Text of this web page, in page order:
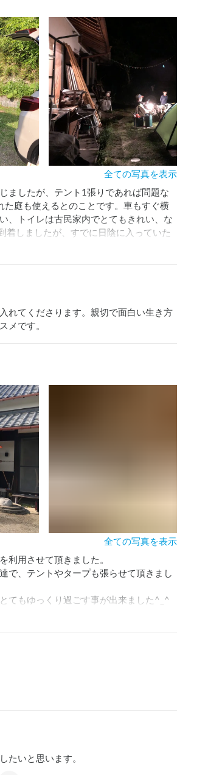
全ての写真を表示
ましたが、テント1張りであれば問題な
庭も使えるとのことです。車もすぐ横
、トイレは古民家内でとてもきれい、な
着しましたが、すでに日陰に入っていた
また、オーナーさんのお子様がウチの子
れてくださります。親切で面白い生き方
メです。
全ての写真を表示
利用させて頂きました。
で、テントやタープも張らせて頂きまし
てもゆっくり過ごす事が出来ました^_^
たいと思います。